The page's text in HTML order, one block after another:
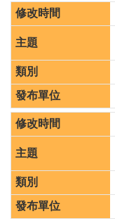
進
階
搜
尋
組
織
紹
訊
息
公